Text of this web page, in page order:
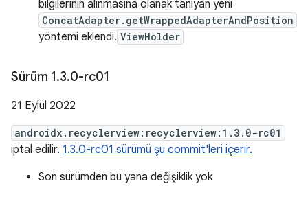
bilgilerinin alınmasına olanak tanıyan yeni
ConcatAdapter.getWrappedAdapterAndPosition
yöntemi eklendi. ViewHolder
Sürüm 1.3.0-rc01
21 Eylül 2022
androidx.recyclerview:recyclerview:1.3.0-rc01
iptal edilir. 1.3.0-rc01 sürümü şu commit'leri içerir.
Son sürümden bu yana değişiklik yok